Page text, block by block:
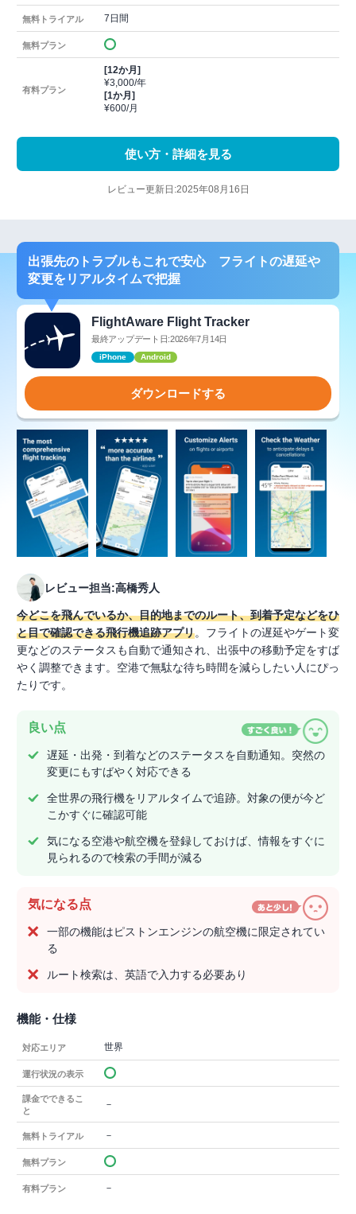
無料トライアル 7日間
無料プラン
有料プラン
[12か月]
¥3,000/年
[1か月]
¥600/月
使い方・詳細を見る
レビュー更新日:2025年08月16日
出張先のトラブルもこれで安心 フライトの遅延や
変更をリアルタイムで把握
FlightAware Flight Tracker
最終アップデート日:2026年7月14日
iPhone Android
ダウンロードする
レビュー担当:高橋秀人
今どこを飛んでいるか、目的地までのルート、到着予定などをひ
と目で確認できる飛行機追跡アプリ。フライトの遅延やゲート変
更などのステータスも自動で通知され、出張中の移動予定をすば
やく調整できます。空港で無駄な待ち時間を減らしたい人にぴっ
たりです。
良い点
遅延・出発・到着などのステータスを自動通知。突然の
変更にもすばやく対応できる
全世界の飛行機をリアルタイムで追跡。対象の便が今ど
こかすぐに確認可能
気になる空港や航空機を登録しておけば、情報をすぐに
見られるので検索の手間が減る
気になる点
一部の機能はピストンエンジンの航空機に限定されてい
る
ルート検索は、英語で入力する必要あり
機能・仕様
対応エリア 世界
運行状況の表示
課金でできるこ
と
－
無料トライアル －
無料プラン
有料プラン －